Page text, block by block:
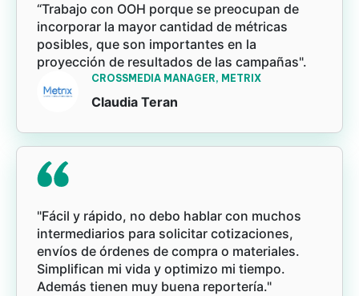
“Trabajo con OOH porque se preocupan de
incorporar la mayor cantidad de métricas
posibles, que son importantes en la
proyección de resultados de las campañas".
CROSSMEDIA MANAGER, METRIX
Claudia Teran
"Fácil y rápido, no debo hablar con muchos
intermediarios para solicitar cotizaciones,
envíos de órdenes de compra o materiales.
Simplifican mi vida y optimizo mi tiempo.
Además tienen muy buena reportería."